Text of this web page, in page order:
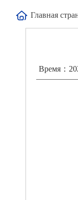
Главная
Время：